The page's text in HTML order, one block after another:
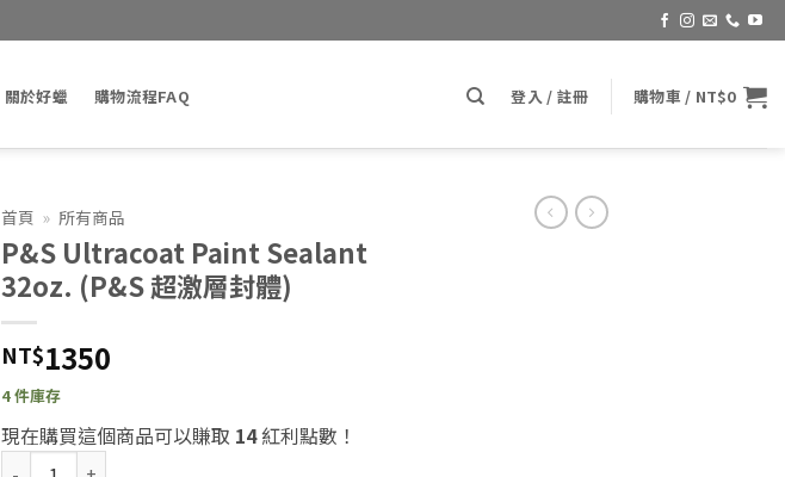
關於好蠟 購物流程FAQ 登入 / 註冊 購物車 / NT$0
首頁 » 所有商品
P&S Ultracoat Paint Sealant
32oz. (P&S 超激層封體)
NT$1350
4 件庫存
現在購買這個商品可以賺取 14紅利點數！
P&S Ultracoat Paint Sealant 32oz. (P&S 超激層封體) 數量